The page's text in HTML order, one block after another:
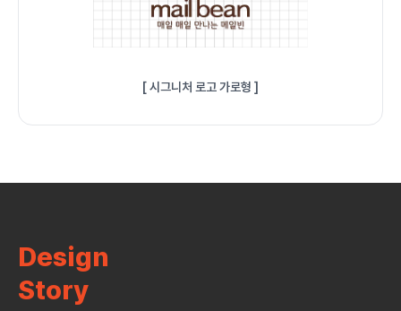
[ 시그니처 로고 가로형 ]
Design
Story